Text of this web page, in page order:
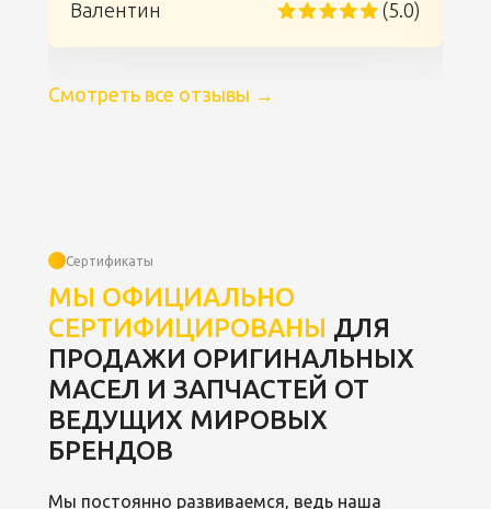
Валентин (5.0)
Смотреть все отзывы →
Сертификаты
МЫ ОФИЦИАЛЬНО
СЕРТИФИЦИРОВАНЫ ДЛЯ
ПРОДАЖИ ОРИГИНАЛЬНЫХ
МАСЕЛ И ЗАПЧАСТЕЙ ОТ
ВЕДУЩИХ МИРОВЫХ
БРЕНДОВ
Мы постоянно развиваемся, ведь наша